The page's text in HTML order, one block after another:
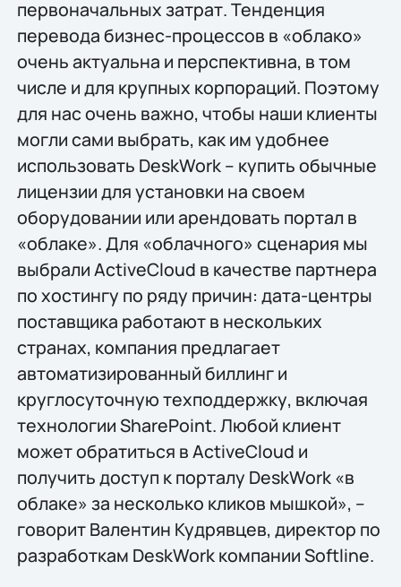
первоначальных затрат. Тенденция
перевода бизнес-процессов в «облако»
очень актуальна и перспективна, в том
числе и для крупных корпораций. Поэтому
для нас очень важно, чтобы наши клиенты
могли сами выбрать, как им удобнее
использовать DeskWork – купить обычные
лицензии для установки на своем
оборудовании или арендовать портал в
«облаке». Для «облачного» сценария мы
выбрали ActiveCloud в качестве партнера
по хостингу по ряду причин: дата-центры
поставщика работают в нескольких
странах, компания предлагает
автоматизированный биллинг и
круглосуточную техподдержку, включая
технологии SharePoint. Любой клиент
может обратиться в ActiveCloud и
получить доступ к порталу DeskWork «в
облаке» за несколько кликов мышкой», –
говорит Валентин Кудрявцев, директор по
разработкам DeskWork компании Softline.